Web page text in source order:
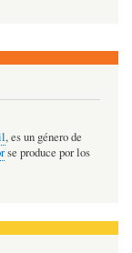
, es un género de
se produce por los